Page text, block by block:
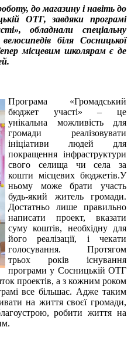
до магазину і навіть до
ОТГ, завдяки програмі
обладнали спеціальну
біля Сосницької
місцевим школярам є де
Програма «Громадський
бюджет участі» – це
унікальна можливість для
громади реалізовувати
ініціативи людей для
покращення інфраструктури
свого селища чи села за
кошти місцевих бюджетів.У
ньому може брати участь
будь-який житель громади.
Достатньо лише правильно
написати проект, вказати
суму коштів, необхідну для
його реалізації, і чекати
голосування. Протягом
трьох років існування
програми у Сосницькій ОТГ
проектів, а з кожним роком
все більшає. Адже таким
на життя своєї громади,
робити життя на